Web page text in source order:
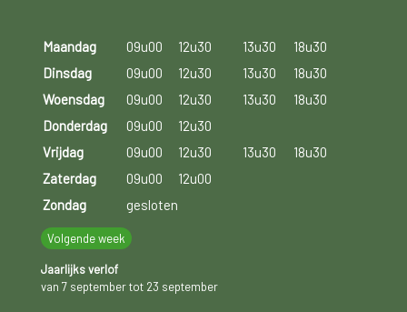
Maandag 09u00 12u30 13u30
18u30
Dinsdag
09u00 12u30 13u30
18u30
Woensdag
09u00 12u30 13u30
18u30
Donderdag
09u00
12u30
Vrijdag
09u00 12u30 13u30
18u30
Zaterdag
09u00
12u00
Zondag
gesloten
Volgende week
Jaarlijks verlof
van 7 september tot 23 september